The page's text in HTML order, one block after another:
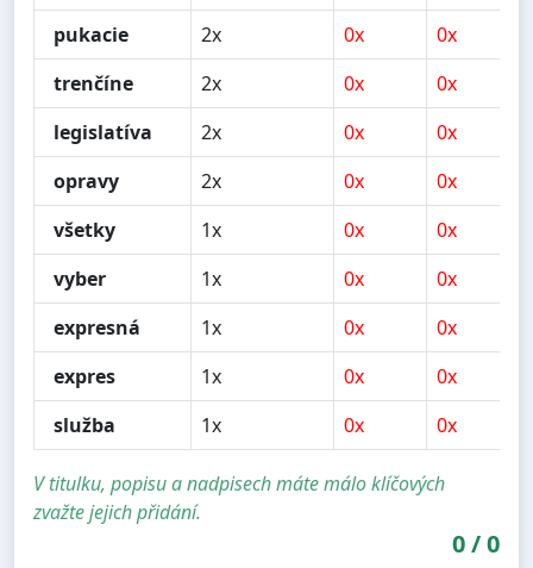
pukacie
2x 0x
0x
trenčíne
2x 0x
0x
legislatíva
2x 0x
0x
opravy
2x 0x
0x
všetky
1x 0x
0x
vyber
1x 0x
0x
expresná
1x 0x
0x
expres
1x 0x
0x
služba
1x 0x 0x
V titulku, popisu a nadpisech máte málo klíčových
zvažte jejich přidání.
0/0